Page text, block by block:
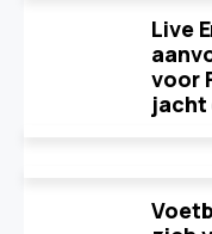
Live
voor
jacht